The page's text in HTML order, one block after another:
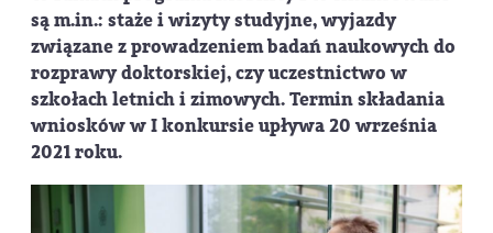
są m.in.: staże i wizyty studyjne, wyjazdy
związane z prowadzeniem badań naukowych do
rozprawy doktorskiej, czy uczestnictwo w
szkołach letnich i zimowych. Termin składania
wniosków w I konkursie upływa 20 września
2021 roku.